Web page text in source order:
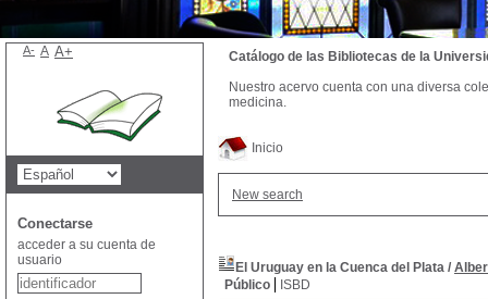
Inicio
New search
El Uruguay en la Cuenca del Plata /
Público
ISBD
Catálogo de las Bibliotecas de la
Nuestro acervo cuenta con una diversa
medicina.
A- A A+
Conectarse
acceder a su cuenta de
usuario